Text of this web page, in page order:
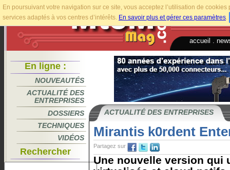
En poursuivant votre navigation sur ce site, vous acceptez l’utilisation de
services adaptés à vos centres d’intérêts. En savoir plus et gérer ces paramètres.
accueil
En ligne :
NOUVEAUTÉS
ACTUALITÉ DES
ENTREPRISES
DOSSIERS
TECHNIQUES
VIDÉOS
Rechercher
ACTUALITÉ DES ENTREPRISES
Mirantis k0rdent
Partagez sur
Une nouvelle version qui